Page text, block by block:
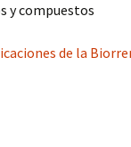
y compuestos
de la